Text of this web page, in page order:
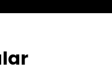
pricing